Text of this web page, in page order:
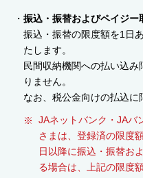
振込・振替およびペイジー
振込・振替の限度額を1日
たします。
民間収納機関への払い込
りません。
なお、税公金向けの払込に
JAネットバンク・JAバ
さまは、登録済の限度
日以降に振込・振替お
る場合は、上記の限度